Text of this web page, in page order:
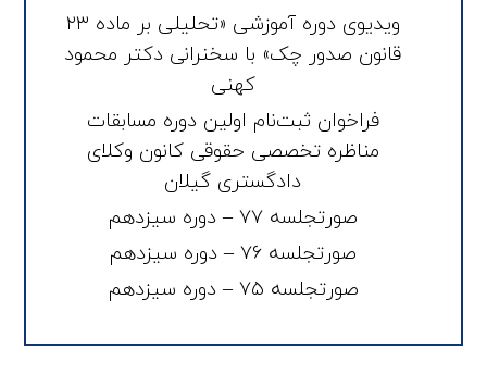
ویدیوی دوره آموزشی «تحلیلی بر ماده ۲۳
قانون صدور چک» با سخنرانی دکتر محمود
کهنی
فراخوان ثبت‌نام اولین دوره مسابقات
مناظره تخصصی حقوقی کانون وکلای
دادگستری گیلان
صورتجلسه ۷۷ – دوره سیزدهم
صورتجلسه ۷۶ – دوره سیزدهم
صورتجلسه ۷۵ – دوره سیزدهم